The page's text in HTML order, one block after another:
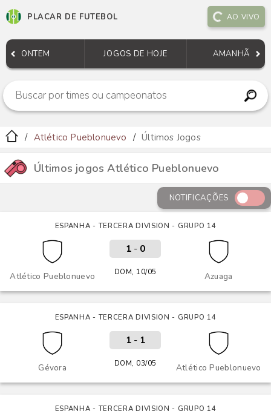
PLACAR DE FUTEBOL AO VIVO
ONTEM JOGOS DE HOJE AMANHÃ
Atlético Pueblonuevo Últimos Jogos
Últimos jogos Atlético Pueblonuevo
NOTIFICAÇÕES
ESPANHA - TERCERA DIVISION - GRUPO 14
Atlético Pueblonuevo Azuaga
1- 0
DOM, 10/05
ESPANHA - TERCERA DIVISION - GRUPO 14
Gévora Atlético Pueblonuevo
1- 1
DOM, 03/05
ESPANHA - TERCERA DIVISION - GRUPO 14